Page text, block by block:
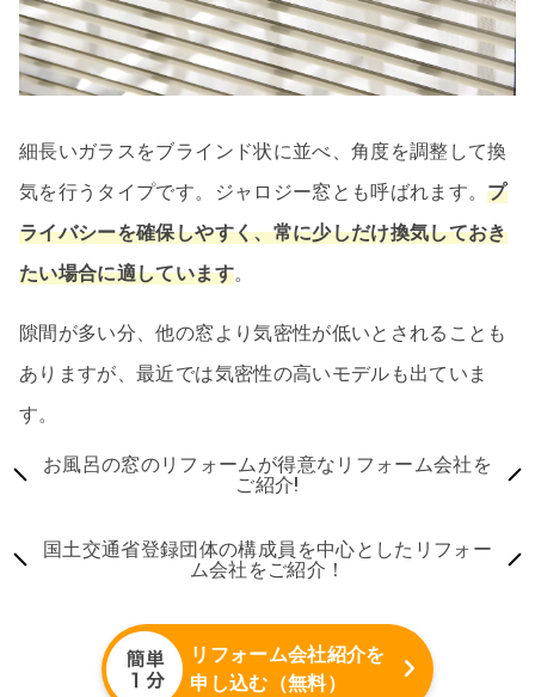
細長いガラスをブラインド状に並べ、角度を調整して換
気を行うタイプです。ジャロジー窓とも呼ばれます。プ
ライバシーを確保しやすく、常に少しだけ換気しておき
たい場合に適しています。
隙間が多い分、他の窓より気密性が低いとされることも
ありますが、最近では気密性の高いモデルも出ていま
す。
お風呂の窓のリフォームが得意なリフォーム会社を
ご紹介!
国土交通省登録団体の構成員を中心としたリフォー
ム会社をご紹介！
リフォーム会社紹介を
申し込む（無料）